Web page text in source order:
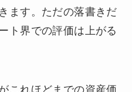
ます。ただの落書きだ
ト界での評価は上がる